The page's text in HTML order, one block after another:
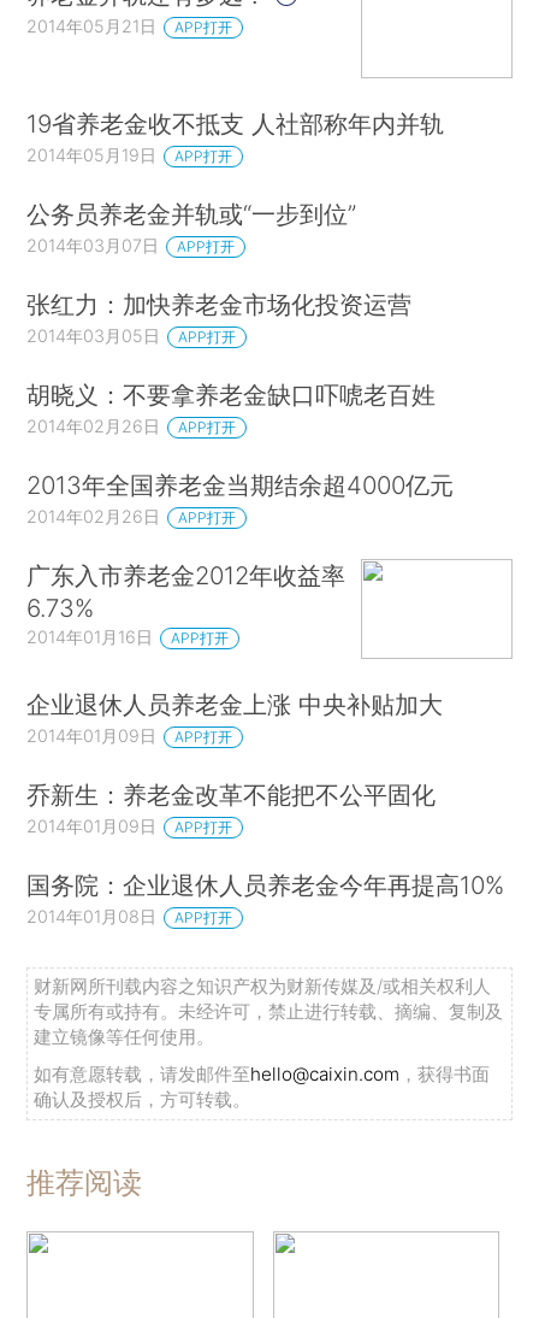
2014年05月21日 APP打开
19省养老金收不抵支 人社部称年内并轨
2014年05月19日 APP打开
公务员养老金并轨或“一步到位”
2014年03月07日 APP打开
张红力：加快养老金市场化投资运营
2014年03月05日 APP打开
胡晓义：不要拿养老金缺口吓唬老百姓
2014年02月26日 APP打开
2013年全国养老金当期结余超4000亿元
2014年02月26日 APP打开
广东入市养老金2012年收益率
6.73%
2014年01月16日 APP打开
企业退休人员养老金上涨 中央补贴加大
2014年01月09日 APP打开
乔新生：养老金改革不能把不公平固化
2014年01月09日 APP打开
国务院：企业退休人员养老金今年再提高10%
2014年01月08日 APP打开
财新网所刊载内容之知识产权为财新传媒及/或相关权利人
专属所有或持有。未经许可，禁止进行转载、摘编、复制及
建立镜像等任何使用。
如有意愿转载，请发邮件至hello@caixin.com ，获得书面
确认及授权后，方可转载。
推荐阅读